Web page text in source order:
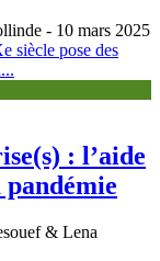
- 10 mars 2025
siècle pose des
: l’aide
& Lena